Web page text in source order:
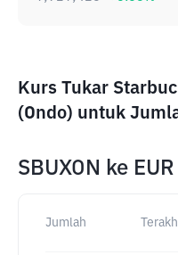
Kurs Tukar
(Ondo) untuk
SBUXON ke EUR
Jumlah